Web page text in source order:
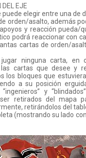
DEL EJE
puede elegir entre una de
orden/asalto, además
y reacción pueda/
podrá reaccionar con
cartas de orden/
ninguna carta, en
cartas que desee y
los bloques que
a su posición
y
retirados del mapa
retirándolos del
(mostrando su lado